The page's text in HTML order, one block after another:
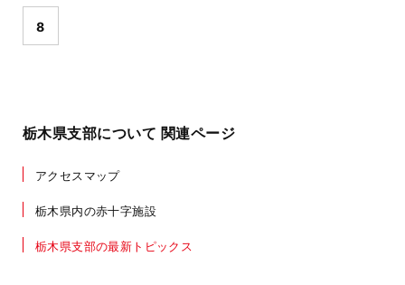
8
栃木県支部について 関連ページ
アクセスマップ
栃木県内の赤十字施設
栃木県支部の最新トピックス